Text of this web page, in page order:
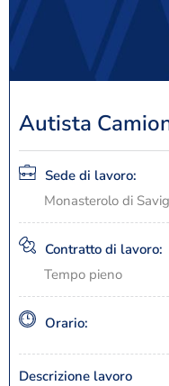
Autista
Sede di lavoro:
Monasterolo di
Contratto di lavoro:
Tempo pieno
Orario:
Descrizione lavoro